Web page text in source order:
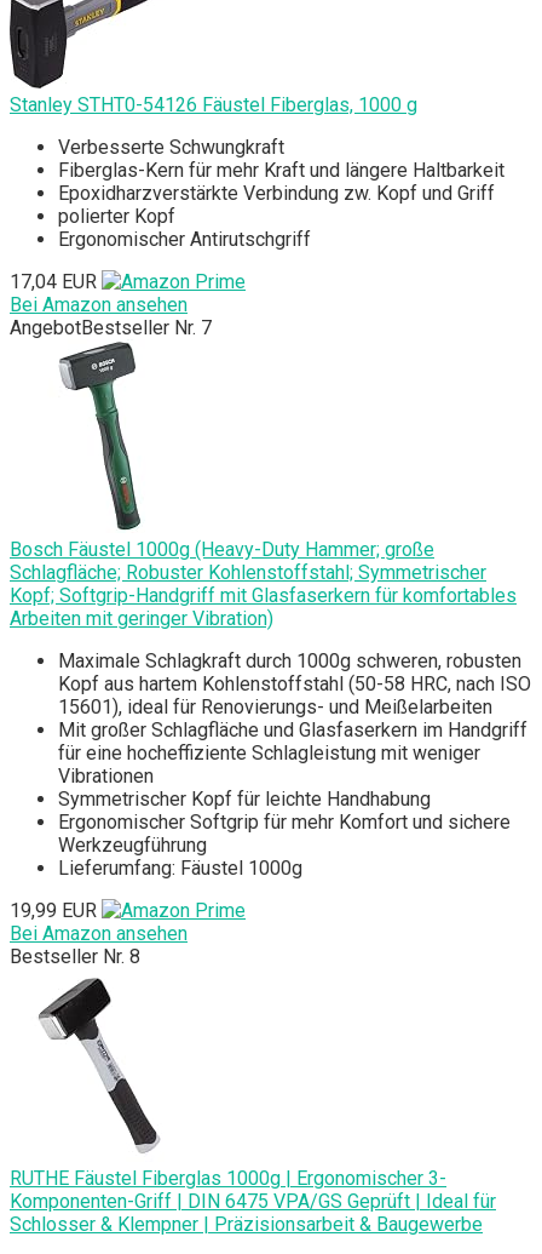
Stanley STHT0-54126 Fäustel Fiberglas, 1000 g
Verbesserte Schwungkraft
Fiberglas-Kern für mehr Kraft und längere Haltbarkeit
Epoxidharzverstärkte Verbindung zw. Kopf und Griff
polierter Kopf
Ergonomischer Antirutschgriff
17,04 EUR
Bei Amazon ansehen
AngebotBestseller Nr. 7
Bosch Fäustel 1000g (Heavy-Duty Hammer; große
Schlagfläche; Robuster Kohlenstoffstahl; Symmetrischer
Kopf; Softgrip-Handgriff mit Glasfaserkern für komfortables
Arbeiten mit geringer Vibration)
Maximale Schlagkraft durch 1000g schweren, robusten
Kopf aus hartem Kohlenstoffstahl (50-58 HRC, nach ISO
15601), ideal für Renovierungs- und Meißelarbeiten
Mit großer Schlagfläche und Glasfaserkern im Handgriff
für eine hocheffiziente Schlagleistung mit weniger
Vibrationen
Symmetrischer Kopf für leichte Handhabung
Ergonomischer Softgrip für mehr Komfort und sichere
Werkzeugführung
Lieferumfang: Fäustel 1000g
19,99 EUR
Bei Amazon ansehen
Bestseller Nr. 8
RUTHE Fäustel Fiberglas 1000g | Ergonomischer 3-
Komponenten-Griff | DIN 6475 VPA/GS Geprüft | Ideal für
Schlosser & Klempner | Präzisionsarbeit & Baugewerbe